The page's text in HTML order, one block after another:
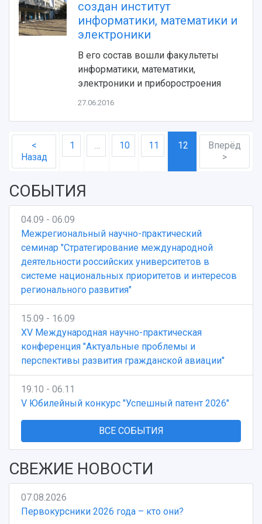
Кампус
3D-тур по университету
Учебный аэродром
Центр истории авиационных двигателей
Ботанический сад
Умный дом бабочек
Международный межвузовский кампус
Сведения об образовательной организации
Официальные документы
Противодействие COVID-19
Научные конференции
Патенты
Публикации и издания
Отчеты о проведенных конференциях
создан институт
информатики, математики и
электроники
В его состав вошли факультеты
информатики, математики,
электроники и приборостроения
27.06.2016
<
Назад
1 … 10 11 12
Вперёд
>
СОБЫТИЯ
04.09 - 06.09
Межрегиональный научно-практический
семинар "Стратегирование международной
деятельности российских университетов в
системе национальных приоритетов и интересов
регионального развития"
15.09 - 16.09
XV Международная научно-практическая
конференция "Актуальные проблемы и
перспективы развития гражданской авиации"
19.10 - 06.11
V Юбилейный конкурс "Успешный патент 2026"
ВСЕ СОБЫТИЯ
СВЕЖИЕ НОВОСТИ
07.08.2026
Первокурсники 2026 года – кто они?